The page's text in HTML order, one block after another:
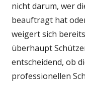
nicht darum, wer
beauftragt hat
weigert sich
überhaupt
entscheidend, ob
professionellen